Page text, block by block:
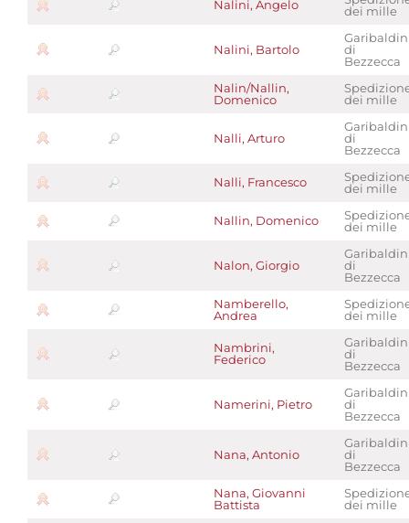
Nalini, Angelo
dei mille
Nalini, Bartolo
di
Bezzecca
Nalin/Nallin,
Domenico
dei mille
Nalli, Arturo
di
Bezzecca
Nalli, Francesco
dei mille
Nallin, Domenico
dei mille
Nalon, Giorgio
di
Bezzecca
Namberello,
Andrea
dei mille
Nambrini,
Federico
di
Bezzecca
Namerini, Pietro
di
Bezzecca
Nana, Antonio
di
Bezzecca
Nana, Giovanni
Battista
dei mille